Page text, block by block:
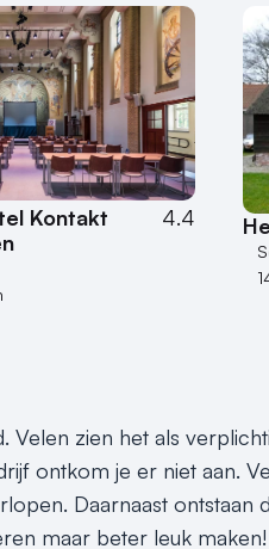
Kontakt
4.4
zien het als
ontkom je er niet aan.
Daarnaast ontstaan
maar beter leuk maken!